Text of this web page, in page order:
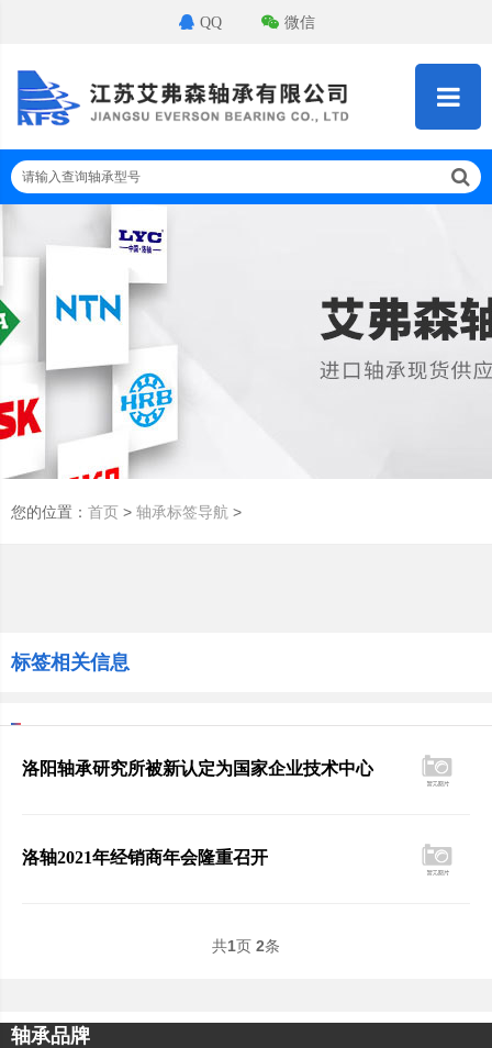
QQ 微信
请输入查询轴承型号
您的位置： 首页 > 轴承标签导航 >
标签相关信息
洛阳轴承研究所被新认定为国家企业技术中心
洛轴2021年经销商年会隆重召开
共1页 2条
轴承品牌